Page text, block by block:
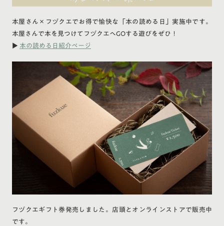
本屋さん×フヅクエでお得で愉快な「本の読める日」実施中です。
本屋さんで本を見つけてフヅクエへGOする遊びをぜひ！
▶ 本の読める日紹介ページ
フヅクエギフト券発売しました。店頭とオンラインストアで販売中
です。